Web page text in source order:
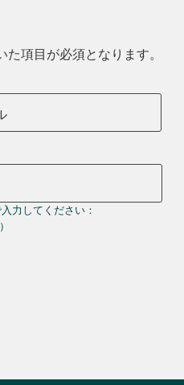
項目が必須となります。
力してください：